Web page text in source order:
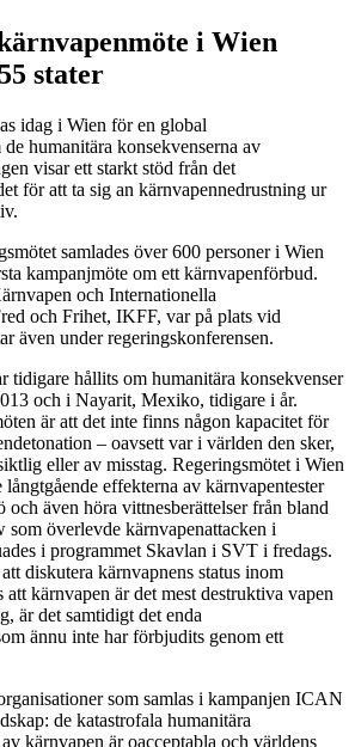
i Wien
stater
idag i Wien för en global
humanitära konsekvenserna av
visar ett starkt stöd från det
för att ta sig an kärnvapennedrustning ur
samlades över 600 personer i Wien
kampanjmöte om ett kärnvapenförbud.
och Internationella
och Frihet, IKFF, var på plats vid
även under regeringskonferensen.
tidigare hållits om humanitära konsekvenser
och i Nayarit, Mexiko, tidigare i år.
är att det inte finns någon kapacitet för
– oavsett var i världen den sker,
eller av misstag. Regeringsmötet i Wien
effekterna av kärnvapentester
även höra vittnesberättelser från bland
som överlevde kärnvapenattacken i
i programmet Skavlan i SVT i fredags.
diskutera kärnvapnens status inom
kärnvapen är det mest destruktiva vapen
är det samtidigt det enda
ännu inte har förbjudits genom ett
som samlas i kampanjen ICAN
de katastrofala humanitära
kärnvapen är oacceptabla och världens